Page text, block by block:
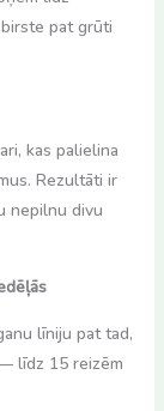
pat grūti
kas palielina
Rezultāti ir
nepilnu divu
līniju pat tad,
līdz 15 reizēm